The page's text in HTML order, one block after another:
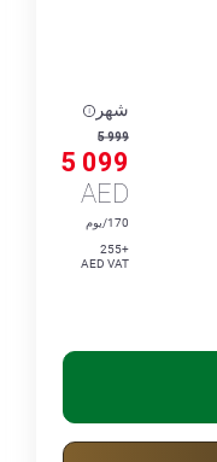
شهر
5 999
5 099
AED
170/يوم
+255
AED VAT